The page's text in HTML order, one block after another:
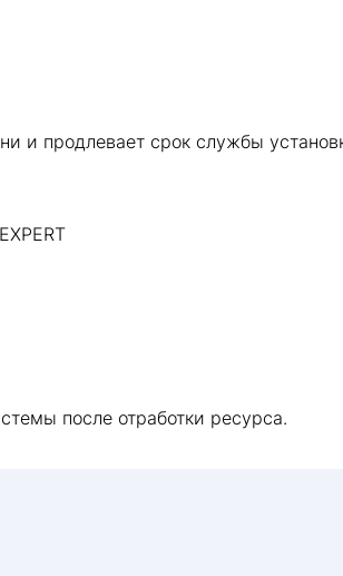
и продлевает срок службы
после отработки ресурса.